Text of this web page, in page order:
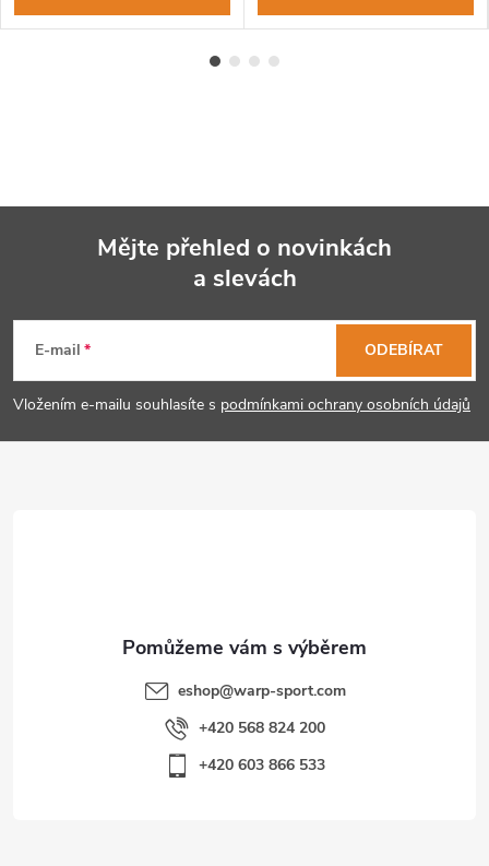
p
a
Mějte přehled o novinkách
a slevách
E-mail
Vložením e-mailu souhlasíte s podmínkami ochrany osobních údajů
ODEBÍRAT
eshop@warp-sport.com
+420 568 824 200
+420 603 866 533